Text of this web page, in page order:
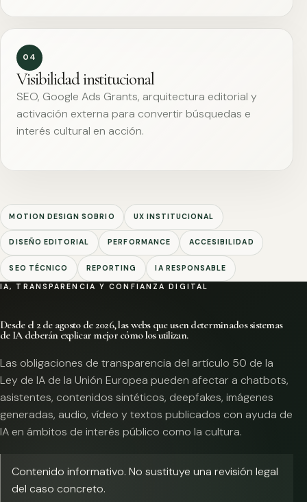
04
Visibilidad institucional
SEO, Google Ads Grants, arquitectura editorial y
activación externa para convertir búsquedas e
interés cultural en acción.
MOTION DESIGN SOBRIO UX INSTITUCIONAL
DISEÑO EDITORIAL PERFORMANCE ACCESIBILIDAD
SEO TÉCNICO REPORTING IA RESPONSABLE
IA, TRANSPARENCIA Y CONFIANZA DIGITAL
Desde el 2 de agosto de 2026, las webs que usen determinados sistemas
de IA deberán explicar mejor cómo los utilizan.
Las obligaciones de transparencia del artículo 50 de la
Ley de IA de la Unión Europea pueden afectar a chatbots,
asistentes, contenidos sintéticos, deepfakes, imágenes
generadas, audio, vídeo y textos publicados con ayuda de
IA en ámbitos de interés público como la cultura.
Contenido informativo. No sustituye una revisión legal
del caso concreto.